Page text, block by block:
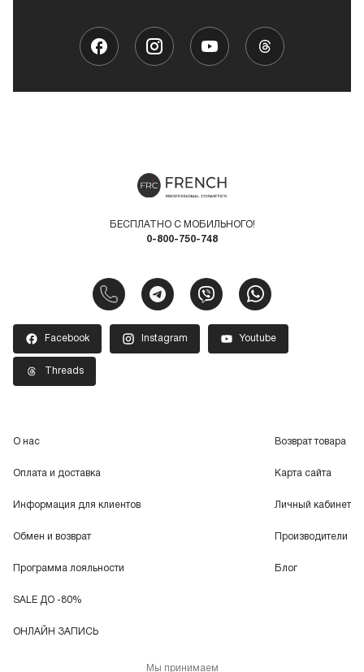
БЕСПЛАТНО С МОБИЛЬНОГО!
0-800-750-748
Facebook Instagram Youtube
Threads
О нас
Оплата и доставка
Информация для клиентов
Обмен и возврат
Программа лояльности
SALE ДО -80%
ОНЛАЙН ЗАПИСЬ
Возврат товара
Карта сайта
Личный кабинет
Производители
Блог
Мы принимаем